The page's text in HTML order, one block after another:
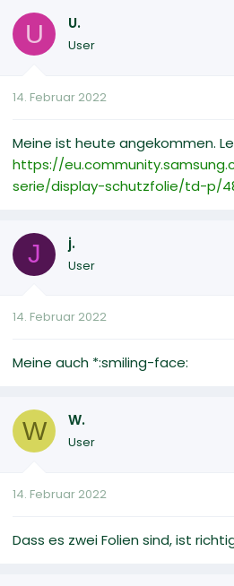
U U.
User
14. Februar 2022
Meine ist heute angekommen.
https://
serie/display-schutzfolie/td-p/
J j.
User
14. Februar 2022
Meine auch *:smiling-face:
W W.
User
14. Februar 2022
Dass es zwei Folien sind, ist